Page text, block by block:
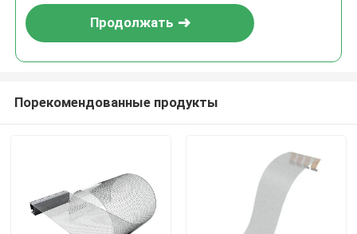
Продолжать
Порекомендованные продукты